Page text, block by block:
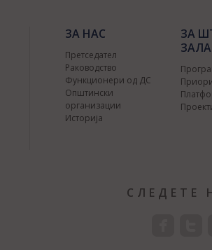
ЗА НАС
Претседател
Раководство
Функционери од ДС
Општински
организации
Историја
ЗА
СЛЕДЕТЕ